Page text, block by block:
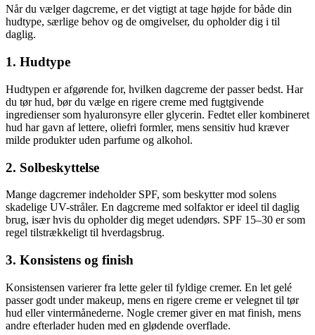
Når du vælger dagcreme, er det vigtigt at tage højde for både din
hudtype, særlige behov og de omgivelser, du opholder dig i til
daglig.
1. Hudtype
Hudtypen er afgørende for, hvilken dagcreme der passer bedst. Har
du tør hud, bør du vælge en rigere creme med fugtgivende
ingredienser som hyaluronsyre eller glycerin. Fedtet eller kombineret
hud har gavn af lettere, oliefri formler, mens sensitiv hud kræver
milde produkter uden parfume og alkohol.
2. Solbeskyttelse
Mange dagcremer indeholder SPF, som beskytter mod solens
skadelige UV-stråler. En dagcreme med solfaktor er ideel til daglig
brug, især hvis du opholder dig meget udendørs. SPF 15–30 er som
regel tilstrækkeligt til hverdagsbrug.
3. Konsistens og finish
Konsistensen varierer fra lette geler til fyldige cremer. En let gelé
passer godt under makeup, mens en rigere creme er velegnet til tør
hud eller vintermånederne. Nogle cremer giver en mat finish, mens
andre efterlader huden med en glødende overflade.